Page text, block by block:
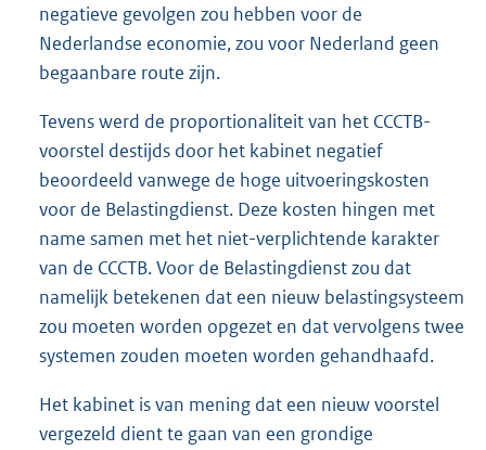
negatieve gevolgen zou hebben voor de
Nederlandse economie, zou voor Nederland geen
begaanbare route zijn.
Tevens werd de proportionaliteit van het CCCTB-
voorstel destijds door het kabinet negatief
beoordeeld vanwege de hoge uitvoeringskosten
voor de Belastingdienst. Deze kosten hingen met
name samen met het niet-verplichtende karakter
van de CCCTB. Voor de Belastingdienst zou dat
namelijk betekenen dat een nieuw belastingsysteem
zou moeten worden opgezet en dat vervolgens twee
systemen zouden moeten worden gehandhaafd.
Het kabinet is van mening dat een nieuw voorstel
vergezeld dient te gaan van een grondige